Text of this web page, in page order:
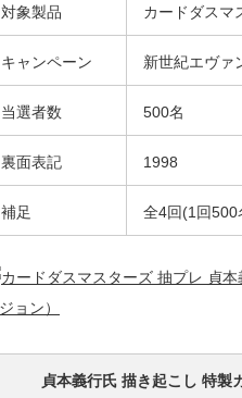
対象製品 カードダスマ
キャンペーン 新世紀エヴァ
当選者数 500名
裏面表記 1998
補足 全4回(1回500
貞本義行氏 描き起こし 特製